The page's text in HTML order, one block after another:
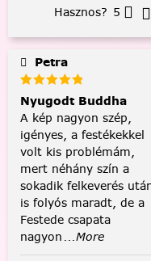
Hasznos? 5
Petra
Nyugodt Buddha
A kép nagyon szép,
igényes, a festékekkel
volt kis problémám,
mert néhány szín a
sokadik felkeverés
is folyós maradt, de a
Festede csapata
nagyon ...More